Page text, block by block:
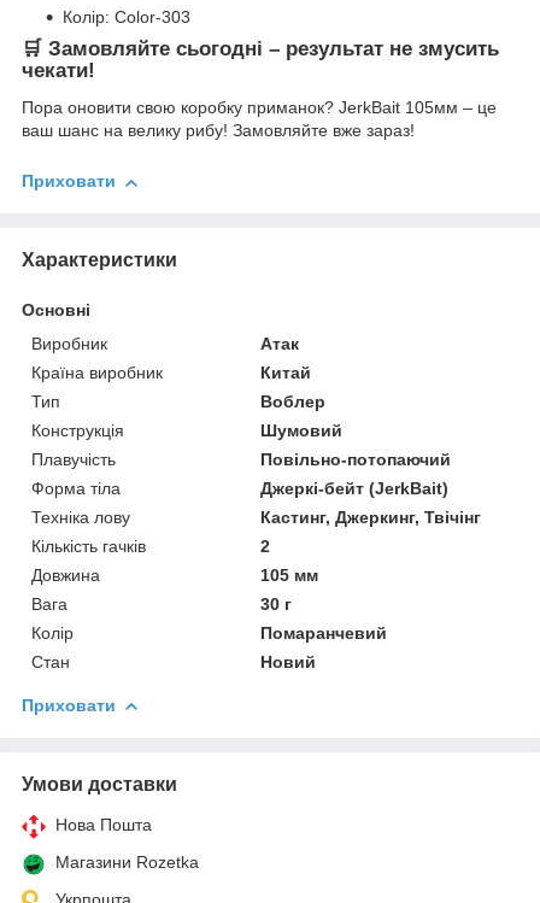
Колір: Color-303
🛒 Замовляйте сьогодні – результат не змусить
чекати!
Пора оновити свою коробку приманок? JerkBait 105мм – це
ваш шанс на велику рибу! Замовляйте вже зараз!
Приховати
Характеристики
Основні
Виробник
Атак
Країна виробник
Китай
Тип
Воблер
Конструкція
Шумовий
Плавучість
Повільно-потопаючий
Форма тіла
Джеркі-бейт (JerkBait)
Техніка лову
Кастинг, Джеркинг, Твічінг
Кількість гачків
2
Довжина
105 мм
Вага
30 г
Колір
Помаранчевий
Стан
Новий
Приховати
Умови доставки
Нова Пошта
Магазини Rozetka
Укрпошта